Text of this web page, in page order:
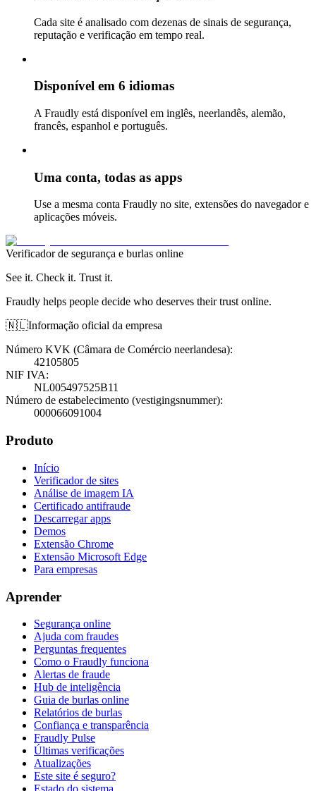
Cada site é analisado com dezenas de sinais de segurança,
reputação e verificação em tempo real.
Disponível em 6 idiomas
A Fraudly está disponível em inglês, neerlandês, alemão,
francês, espanhol e português.
Uma conta, todas as apps
Use a mesma conta Fraudly no site, extensões do navegador e
aplicações móveis.
Verificador de segurança e burlas online
See it. Check it. Trust it.
Fraudly helps people decide who deserves their trust online.
🇳🇱Informação oficial da empresa
Número KVK (Câmara de Comércio neerlandesa):
42105805
NIF IVA:
NL005497525B11
Número de estabelecimento (vestigingsnummer):
000066091004
Produto
Início
Verificador de sites
Análise de imagem IA
Certificado antifraude
Descarregar apps
Demos
Extensão Chrome
Extensão Microsoft Edge
Para empresas
Aprender
Segurança online
Ajuda com fraudes
Perguntas frequentes
Como o Fraudly funciona
Alertas de fraude
Hub de inteligência
Guia de burlas online
Relatórios de burlas
Confiança e transparência
Fraudly Pulse
Últimas verificações
Atualizações
Este site é seguro?